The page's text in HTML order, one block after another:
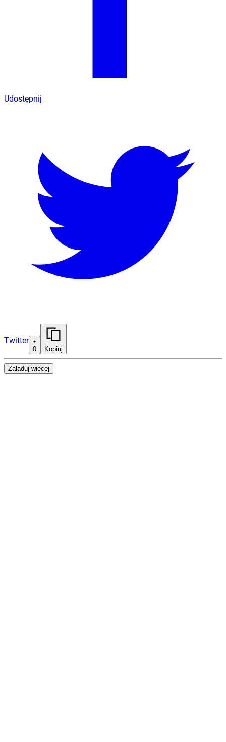
Udostępnij
Twitter
0 Kopiuj
Załaduj więcej